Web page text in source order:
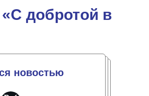
добротой в
новостью